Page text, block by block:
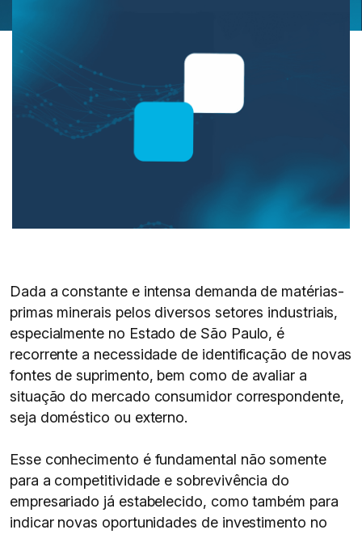
Dada a constante e intensa demanda de matérias-
primas minerais pelos diversos setores industriais,
especialmente no Estado de São Paulo, é
recorrente a necessidade de identificação de novas
fontes de suprimento, bem como de avaliar a
situação do mercado consumidor correspondente,
seja doméstico ou externo.
Esse conhecimento é fundamental não somente
para a competitividade e sobrevivência do
empresariado já estabelecido, como também para
indicar novas oportunidades de investimento no